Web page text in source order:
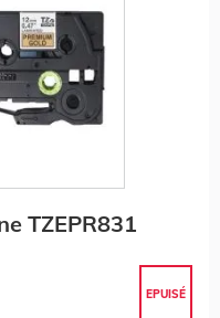
TZEPR831
EPUISÉ